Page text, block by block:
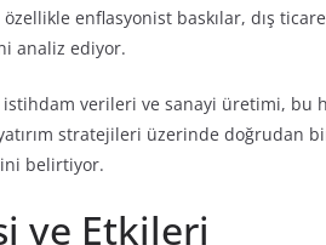
enflasyonist baskılar, dış
analiz ediyor.
istihdam verileri ve sanayi üretimi, bu
stratejileri üzerinde doğrudan
belirtiyor.
ve Etkileri